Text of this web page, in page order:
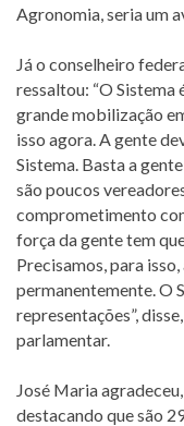
Agronomia, seria um
Já o conselheiro
ressaltou: “O Sistema
grande mobilização
isso agora. A gente
Sistema. Basta a
são poucos
comprometimento
força da gente tem
Precisamos, para
permanentemente. O
representações”,
parlamentar.
José Maria
destacando que são